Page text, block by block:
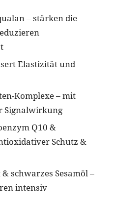
– stärken die
Elastizität und
Komplexe – mit
Signalwirkung
Q10 &
Schutz &
schwarzes Sesamöl –
intensiv